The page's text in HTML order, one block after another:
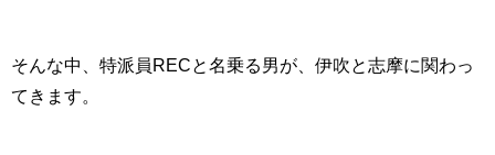
そんな中、特派員RECと名乗る男が、伊吹と志摩に関わっ
てきます。